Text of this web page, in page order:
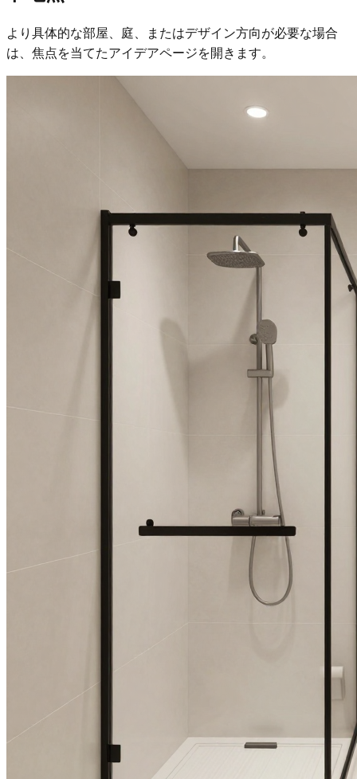
より具体的な部屋、庭、またはデザイン方向が必要な場合
は、焦点を当てたアイデアページを開きます。